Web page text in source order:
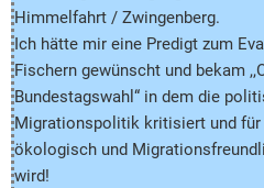
Himmelfahrt / Zwingenberg.
Ich hätte mir eine Predigt zum
Fischern gewünscht und bekam
Bundestagswahl“ in dem die
Migrationspolitik kritisiert und für
ökologisch und
wird!